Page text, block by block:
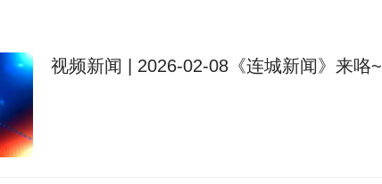
视频新闻 | 2026-02-08《连城新闻》来咯~